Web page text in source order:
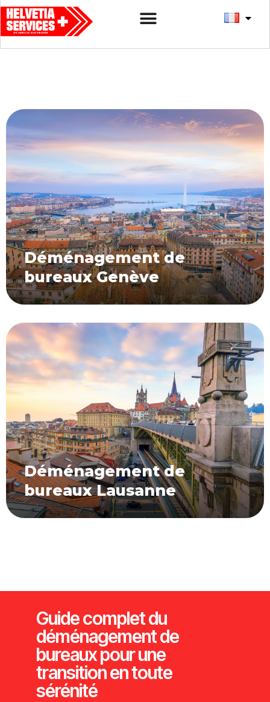
Déménagement de
bureaux Genève
Déménagement de
bureaux Lausanne
Guide complet du
déménagement de
bureaux pour une
transition en toute
sérénité